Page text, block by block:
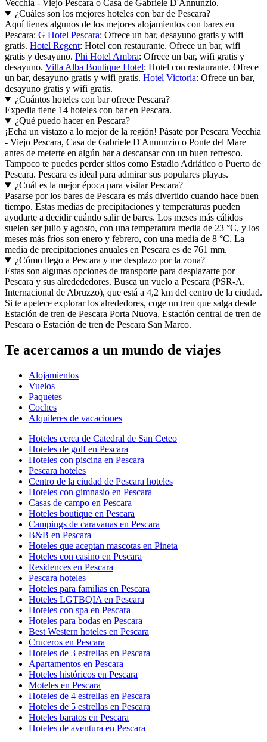
Vecchia - Viejo Pescara o Casa de Gabriele D'Annunzio.
¿Cuáles son los mejores hoteles con bar de Pescara?
Aquí tienes algunos de los mejores alojamientos con bares en
Pescara: G Hotel Pescara: Ofrece un bar, desayuno gratis y wifi
gratis. Hotel Regent: Hotel con restaurante. Ofrece un bar, wifi
gratis y desayuno. Phi Hotel Ambra: Ofrece un bar, wifi gratis y
desayuno. Villa Alba Boutique Hotel: Hotel con restaurante. Ofrece
un bar, desayuno gratis y wifi gratis. Hotel Victoria: Ofrece un bar,
desayuno gratis y wifi gratis.
¿Cuántos hoteles con bar ofrece Pescara?
Expedia tiene 14 hoteles con bar en Pescara.
¿Qué puedo hacer en Pescara?
¡Echa un vistazo a lo mejor de la región! Pásate por Pescara Vecchia
- Viejo Pescara, Casa de Gabriele D'Annunzio o Ponte del Mare
antes de meterte en algún bar a descansar con un buen refresco.
Tampoco te puedes perder sitios como Estadio Adriático o Puerto de
Pescara. Pescara es ideal para admirar sus populares playas.
¿Cuál es la mejor época para visitar Pescara?
Pasarse por los bares de Pescara es más divertido cuando hace buen
tiempo. Estas medias de precipitaciones y temperaturas pueden
ayudarte a decidir cuándo salir de bares. Los meses más cálidos
suelen ser julio y agosto, con una temperatura media de 23 °C, y los
meses más fríos son enero y febrero, con una media de 8 °C. La
media de precipitaciones anuales en Pescara es de 761 mm.
¿Cómo llego a Pescara y me desplazo por la zona?
Estas son algunas opciones de transporte para desplazarte por
Pescara y sus alredededores. Busca un vuelo a Pescara (PSR-A.
Internacional de Abruzzo), que está a 4,2 km del centro de la ciudad.
Si te apetece explorar los alrededores, coge un tren que salga desde
Estación de tren de Pescara Porta Nuova, Estación central de tren de
Pescara o Estación de tren de Pescara San Marco.
Te acercamos a un mundo de viajes
Alojamientos
Vuelos
Paquetes
Coches
Alquileres de vacaciones
Hoteles cerca de Catedral de San Ceteo
Hoteles de golf en Pescara
Hoteles con piscina en Pescara
Pescara hoteles
Centro de la ciudad de Pescara hoteles
Hoteles con gimnasio en Pescara
Casas de campo en Pescara
Hoteles boutique en Pescara
Campings de caravanas en Pescara
B&B en Pescara
Hoteles que aceptan mascotas en Pineta
Hoteles con casino en Pescara
Residences en Pescara
Pescara hoteles
Hoteles para familias en Pescara
Hoteles LGTBQIA en Pescara
Hoteles con spa en Pescara
Hoteles para bodas en Pescara
Best Western hoteles en Pescara
Cruceros en Pescara
Hoteles de 3 estrellas en Pescara
Apartamentos en Pescara
Hoteles históricos en Pescara
Moteles en Pescara
Hoteles de 4 estrellas en Pescara
Hoteles de 5 estrellas en Pescara
Hoteles baratos en Pescara
Hoteles de aventura en Pescara